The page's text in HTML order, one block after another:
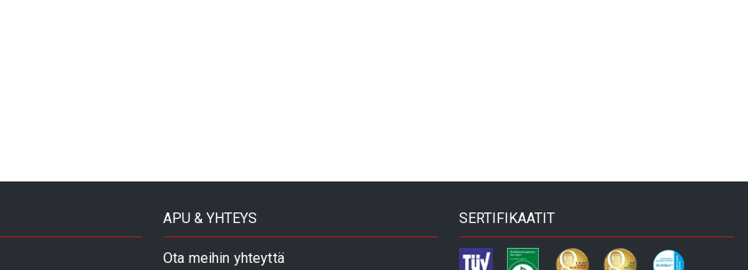
APU & YHTEYS
Ota meihin yhteyttä
SERTIFIKAATIT